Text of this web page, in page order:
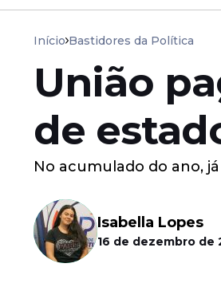
Início Bastidores da Política
União
de
No acumulado do ano,
Isabella Lopes
16 de dezembro de